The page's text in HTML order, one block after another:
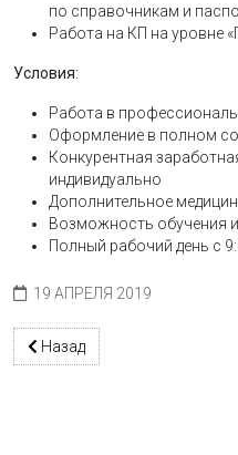
по справочникам и
Работа на КП на уровне
Условия:
Работа в
Оформление в полном
Конкурентная
индивидуально
Дополнительное
Возможность обучения
Полный рабочий день с
19 АПРЕЛЯ 2019
Предыдущий: Инструктор
Назад